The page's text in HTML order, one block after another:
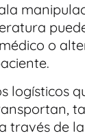
o
logísticos
través de